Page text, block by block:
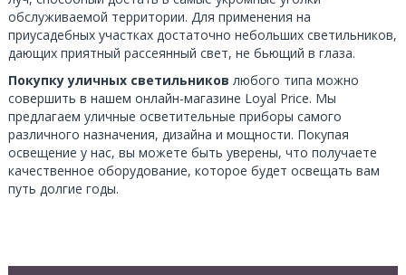
обслуживаемой территории. Для применения на
приусадебных участках достаточно небольших светильников,
дающих приятный рассеянный свет, не бьющий в глаза.
Покупку уличных светильников любого типа можно
совершить в нашем онлайн-магазине Loyal Price. Мы
предлагаем уличные осветительные приборы самого
различного назначения, дизайна и мощности. Покупая
освещение у нас, вы можете быть уверены, что получаете
качественное оборудование, которое будет освещать вам
путь долгие годы.